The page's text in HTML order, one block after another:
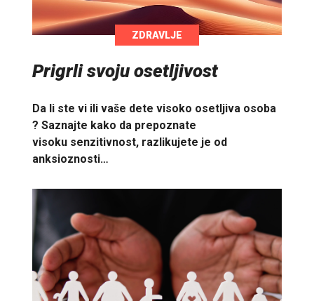
ZDRAVLJE
Prigrli svoju osetljivost
Da li ste vi ili vaše dete visoko osetljiva osoba
? Saznajte kako da prepoznate
visoku senzitivnost, razlikujete je od
anksioznosti…